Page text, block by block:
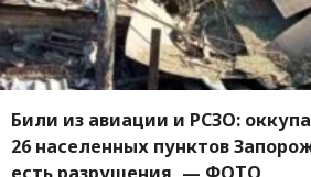
Били из авиации и РСЗО:
26 населенных пунктов
есть разрушения, — ФОТО